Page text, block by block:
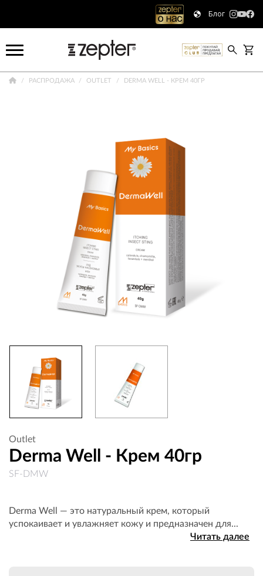
Блог
РАСПРОДАЖА OUTLET DERMA WELL - КРЕМ 40ГР
Outlet
Derma Well - Крем 40гр
SF-DMW
Derma Well — это натуральный крем, который
успокаивает и увлажняет кожу и предназначен для...
Читать далее